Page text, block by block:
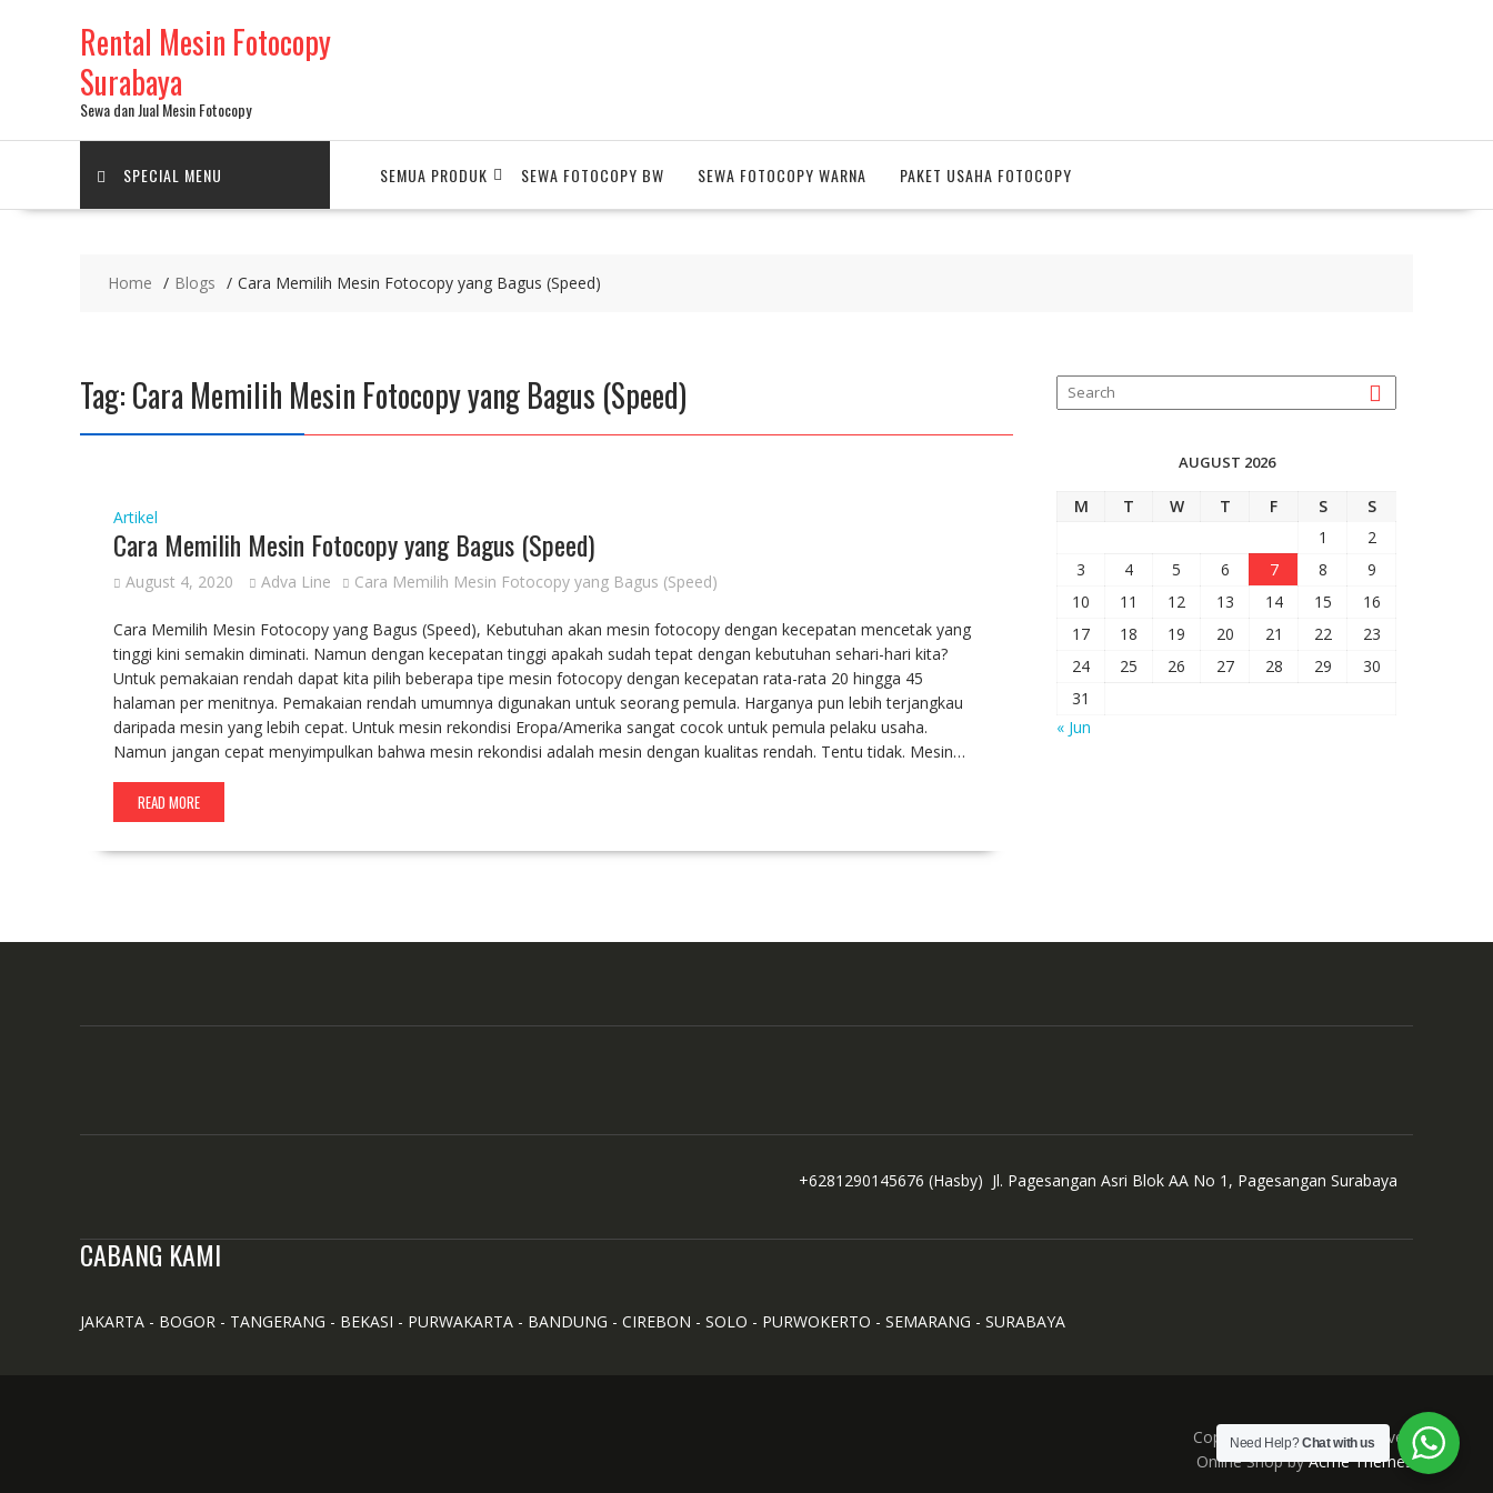
Rental Mesin Fotocopy
Surabaya
Sewa dan Jual Mesin Fotocopy
SPECIAL MENU SEMUA PRODUK SEWA FOTOCOPY BW SEWA FOTOCOPY WARNA PAKET USAHA FOTOCOPY
Home Blogs Cara Memilih Mesin Fotocopy yang Bagus (Speed)
Tag:Cara Memilih Mesin Fotocopy yang Bagus (Speed)
Artikel
Cara Memilih Mesin Fotocopy yang Bagus (Speed)
August 4, 2020 Adva Line Cara Memilih Mesin Fotocopy yang Bagus (Speed)
Cara Memilih Mesin Fotocopy yang Bagus (Speed), Kebutuhan akan mesin fotocopy dengan kecepatan mencetak yang
tinggi kini semakin diminati. Namun dengan kecepatan tinggi apakah sudah tepat dengan kebutuhan sehari-hari kita?
Untuk pemakaian rendah dapat kita pilih beberapa tipe mesin fotocopy dengan kecepatan rata-rata 20 hingga 45
halaman per menitnya. Pemakaian rendah umumnya digunakan untuk seorang pemula. Harganya pun lebih terjangkau
daripada mesin yang lebih cepat. Untuk mesin rekondisi Eropa/Amerika sangat cocok untuk pemula pelaku usaha.
Namun jangan cepat menyimpulkan bahwa mesin rekondisi adalah mesin dengan kualitas rendah. Tentu tidak. Mesin…
READ MORE
AUGUST 2026
M T W T F S
S
1
2
3
4 5 6 7 8
9
10
11 12 13 14 15
16
17
18 19 20 21 22
23
24
25 26 27 28 29
30
31
« Jun
+6281290145676 (Hasby) Jl. Pagesangan Asri Blok AA No 1, Pagesangan Surabaya
CABANG KAMI
JAKARTA - BOGOR - TANGERANG - BEKASI - PURWAKARTA - BANDUNG - CIREBON - SOLO - PURWOKERTO - SEMARANG - SURABAYA
Copyright © All Right Reserved
Online Shop byAcme Themes
Need Help?Chat with us